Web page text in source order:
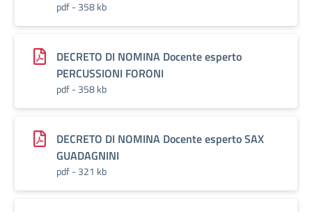
pdf - 358 kb
DECRETO DI NOMINA Docente esperto
PERCUSSIONI FORONI
pdf - 358 kb
DECRETO DI NOMINA Docente esperto SAX
GUADAGNINI
pdf - 321 kb